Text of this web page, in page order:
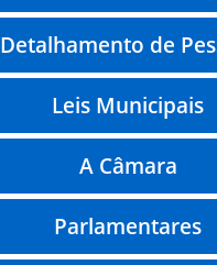
Detalhamento de
Leis Municipais
A Câmara
Parlamentares